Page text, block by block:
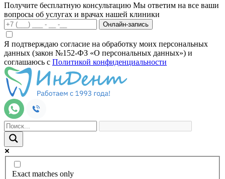
Получите бесплатную консультацию Мы ответим на все ваши
вопросы об услугах и врачах нашей клиники
Онлайн-запись
Я подтверждаю согласие на обработку моих персональных
данных (закон №152-ФЗ «О персональных данных») и
соглашаюсь с Политикой конфиденциальности
Exact matches only